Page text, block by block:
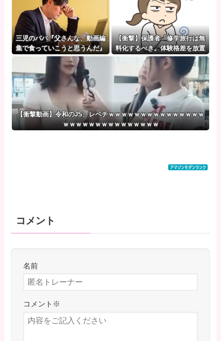
三児のパパ『父さんな、動画編
集で食っていこうと思うんだ』
→結果
【衝撃】保護者「修学旅行は無
料化するべき。体験格差を放置
するのか」←これｗｗｗｗｗ
【衝撃動画】令和のJS、レベチｗｗｗｗｗｗｗｗｗｗｗｗｗｗｗ
ｗｗｗｗｗｗｗｗｗｗｗｗｗｗｗ
コメント
名前
コメント ※